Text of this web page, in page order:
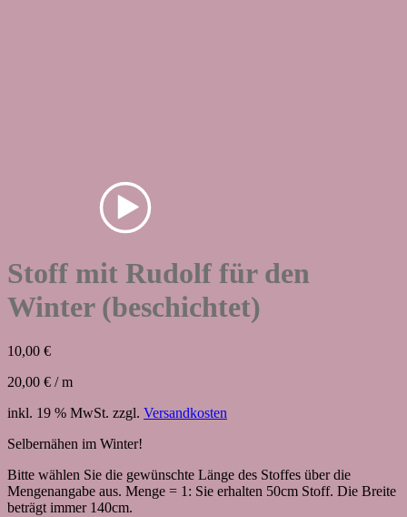
Stoff mit Rudolf für den
Winter (beschichtet)
10,00 €
20,00 € /m
inkl. 19 % MwSt. zzgl. Versandkosten
Selbernähen im Winter!
Bitte wählen Sie die gewünschte Länge des Stoffes über die
Mengenangabe aus. Menge = 1: Sie erhalten 50cm Stoff. Die Breite
beträgt immer 140cm.